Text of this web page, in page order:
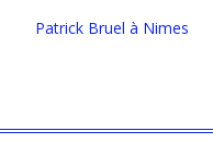
Patrick Bruel à Nimes